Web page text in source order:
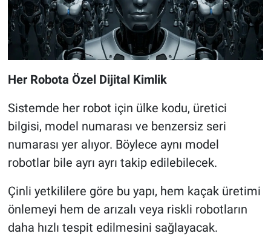
Her Robota Özel Dijital Kimlik
Sistemde her robot için ülke kodu, üretici
bilgisi, model numarası ve benzersiz seri
numarası yer alıyor. Böylece aynı model
robotlar bile ayrı ayrı takip edilebilecek.
Çinli yetkililere göre bu yapı, hem kaçak üretimi
önlemeyi hem de arızalı veya riskli robotların
daha hızlı tespit edilmesini sağlayacak.